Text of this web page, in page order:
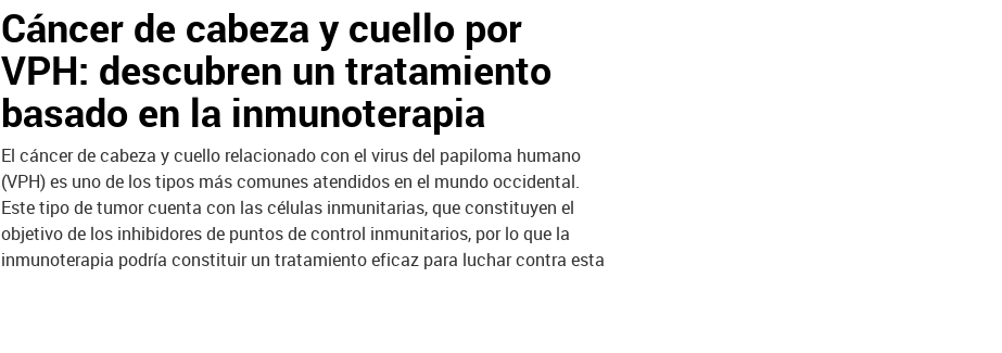
Cáncer de cabeza y cuello por
VPH: descubren un tratamiento
basado en la inmunoterapia
El cáncer de cabeza y cuello relacionado con el virus del papiloma humano
(VPH) es uno de los tipos más comunes atendidos en el mundo occidental.
Este tipo de tumor cuenta con las células inmunitarias, que constituyen el
objetivo de los inhibidores de puntos de control inmunitarios, por lo que la
inmunoterapia podría constituir un tratamiento eficaz para luchar contra esta